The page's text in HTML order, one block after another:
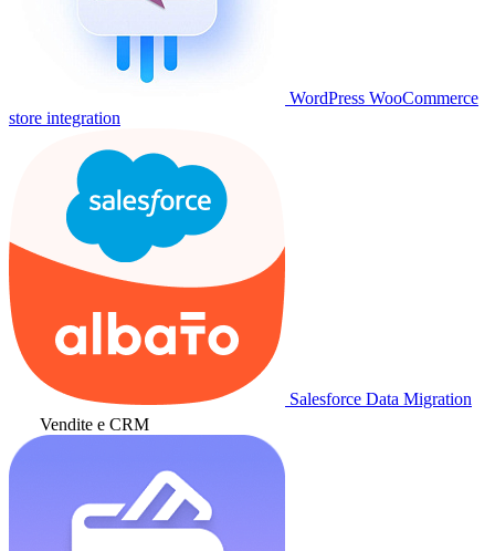
WordPress WooCommerce
store integration
Salesforce Data Migration
Vendite e CRM